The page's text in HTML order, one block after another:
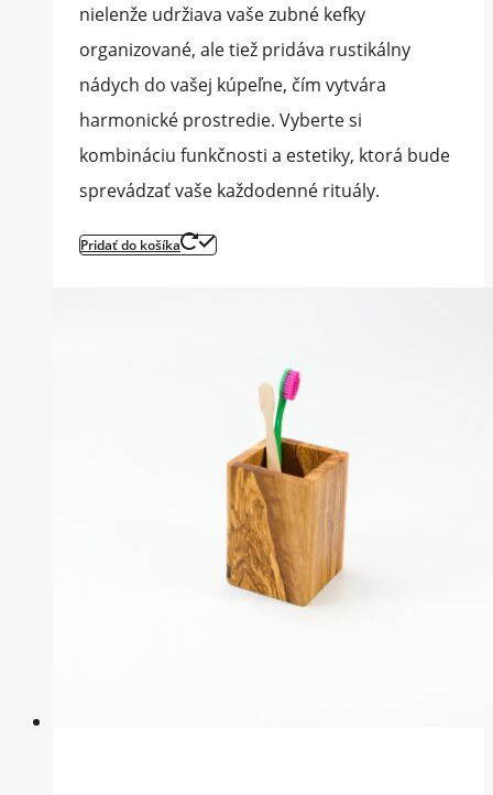
nielenže udržiava vaše zubné kefky
organizované, ale tiež pridáva rustikálny
nádych do vašej kúpeľne, čím vytvára
harmonické prostredie. Vyberte si
kombináciu funkčnosti a estetiky, ktorá bude
sprevádzať vaše každodenné rituály.
Pridať do košíka